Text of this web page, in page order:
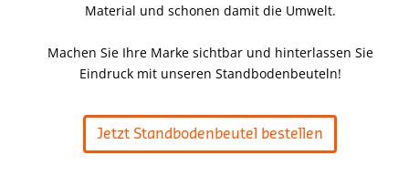
Material und schonen damit die Umwelt.
Machen Sie Ihre Marke sichtbar und hinterlassen Sie
Eindruck mit unseren Standbodenbeuteln!
Jetzt Standbodenbeutel bestellen